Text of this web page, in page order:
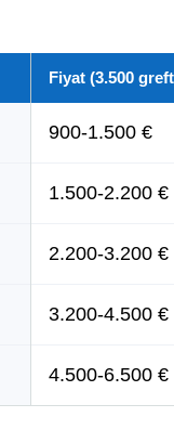
Fiyat (3.500
900-1.500 €
1.500-2.200 €
2.200-3.200 €
3.200-4.500 €
4.500-6.500 €